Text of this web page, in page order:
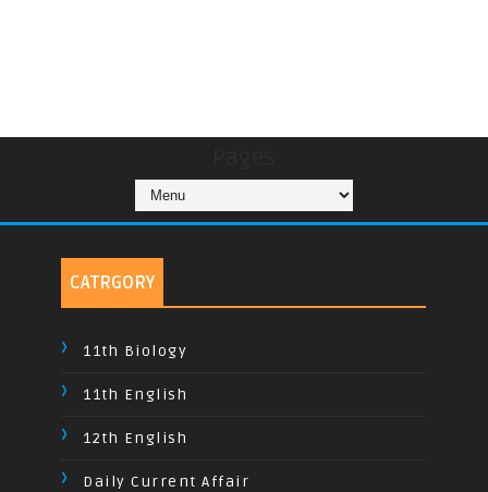
CATRGORY
11th Biology
11th English
12th English
Daily Current Affair